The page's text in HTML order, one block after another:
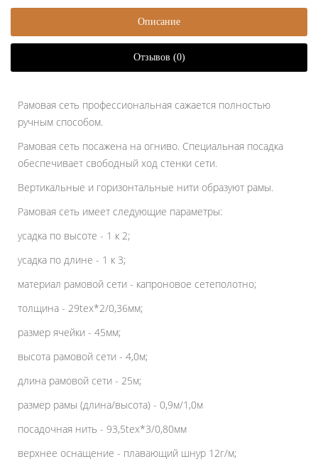
Описание
Отзывов (0)
Рамовая сеть профессиональная сажается полностью
ручным способом.
Рамовая сеть посажена на огниво. Специальная посадка
обеспечивает свободный ход стенки сети.
Вертикальные и горизонтальные нити образуют рамы.
Рамовая сеть имеет следующие параметры:
усадка по высоте - 1 к 2;
усадка по длине - 1 к 3;
материал рамовой сети - капроновое сетеполотно;
толщина - 29tex*2/0,36мм;
размер ячейки - 45мм;
высота рамовой сети - 4,0м;
длина рамовой сети - 25м;
размер рамы (длина/высота) - 0,9м/1,0м
посадочная нить - 93,5tex*3/0,80мм
верхнее оснащение - плавающий шнур 12г/м;